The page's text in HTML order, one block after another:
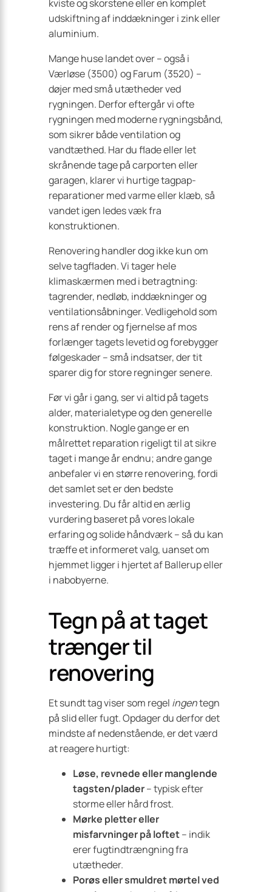
kviste og skorstene eller en komplet
udskiftning af inddækninger i zink eller
aluminium.
Mange huse landet over – også i
Værløse (3500) og Farum (3520) –
døjer med små utætheder ved
rygningen. Derfor eftergår vi ofte
rygningen med moderne rygningsbånd,
som sikrer både ventilation og
vandtæthed. Har du flade eller let
skrånende tage på carporten eller
garagen, klarer vi hurtige tagpap-
reparationer med varme eller klæb, så
vandet igen ledes væk fra
konstruktionen.
Renovering handler dog ikke kun om
selve tagfladen. Vi tager hele
klimaskærmen med i betragtning:
tagrender, nedløb, inddækninger og
ventilationsåbninger. Vedligehold som
rens af render og fjernelse af mos
forlænger tagets levetid og forebygger
følgeskader – små indsatser, der tit
sparer dig for store regninger senere.
Før vi går i gang, ser vi altid på tagets
alder, materialetype og den generelle
konstruktion. Nogle gange er en
målrettet reparation rigeligt til at sikre
taget i mange år endnu; andre gange
anbefaler vi en større renovering, fordi
det samlet set er den bedste
investering. Du får altid en ærlig
vurdering baseret på vores lokale
erfaring og solide håndværk – så du kan
træffe et informeret valg, uanset om
hjemmet ligger i hjertet af Ballerup eller
i nabobyerne.
Tegn på at taget
trænger til
renovering
Et sundt tag viser som regel ingentegn
på slid eller fugt. Opdager du derfor det
mindste af nedenstående, er det værd
at reagere hurtigt:
Løse, revnede eller manglende
tagsten/plader– typisk efter
storme eller hård frost.
Mørke pletter eller
misfarvninger på loftet– indik
erer fugtindtrængning fra
utætheder.
Porøs eller smuldret mørtel ved